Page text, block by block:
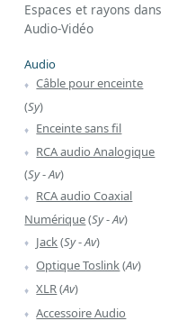
Espaces et rayons dans
Audio-Vidéo
Audio
Câble pour enceinte
(Sy)
Enceinte sans fil
RCA audio Analogique
(Sy-Av)
RCA audio Coaxial
Numérique(Sy-Av)
Jack(Sy-Av)
Optique Toslink(Av)
XLR(Av)
Accessoire Audio